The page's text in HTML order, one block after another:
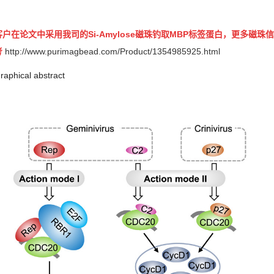
户在论文中采用我司的Si-Amylose磁珠钓取MBP标签蛋白，更多磁珠
http://www.purimagbead.com/Product/1354985925.html
abstract